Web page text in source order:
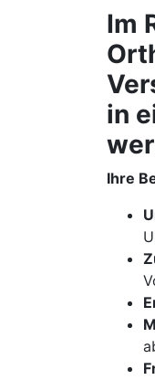
Im
in
Ihre